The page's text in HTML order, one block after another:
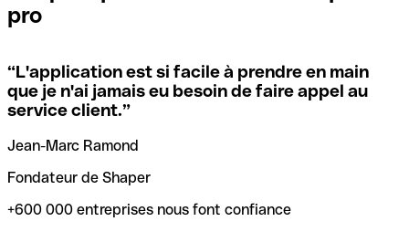
locales.
Si vous n'êtes pas sûr du code SWIFT que vous devriez
utiliser, nous avons développé un outil de recherche de
codes SWIFT par nom de banque.
vérification/recherche de codes SWIFT. Ainsi, vous pouvez
trouver et vérifier vos codes SWIFT avant de réaliser vos
transferts d’argent.
pro
“L'application est si facile à prendre en main
que je n'ai jamais eu besoin de faire appel au
service client.”
Jean-Marc Ramond
Fondateur de Shaper
+600 000 entreprises nous font confiance